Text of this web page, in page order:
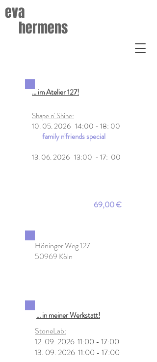
eva
hermens
... im Atelier 127!
Shape n' Shine:
10. 05. 2026 14:00 - 18: 00
family n'friends special
13. 06. 2026 13:00 - 17: 00
69,00 €
Höninger Weg 127
50969 Köln
... in meiner Werkstatt!
StoneLab:
12. 09. 2026 11:00 - 17:00
13. 09. 2026 11:00 - 17:00